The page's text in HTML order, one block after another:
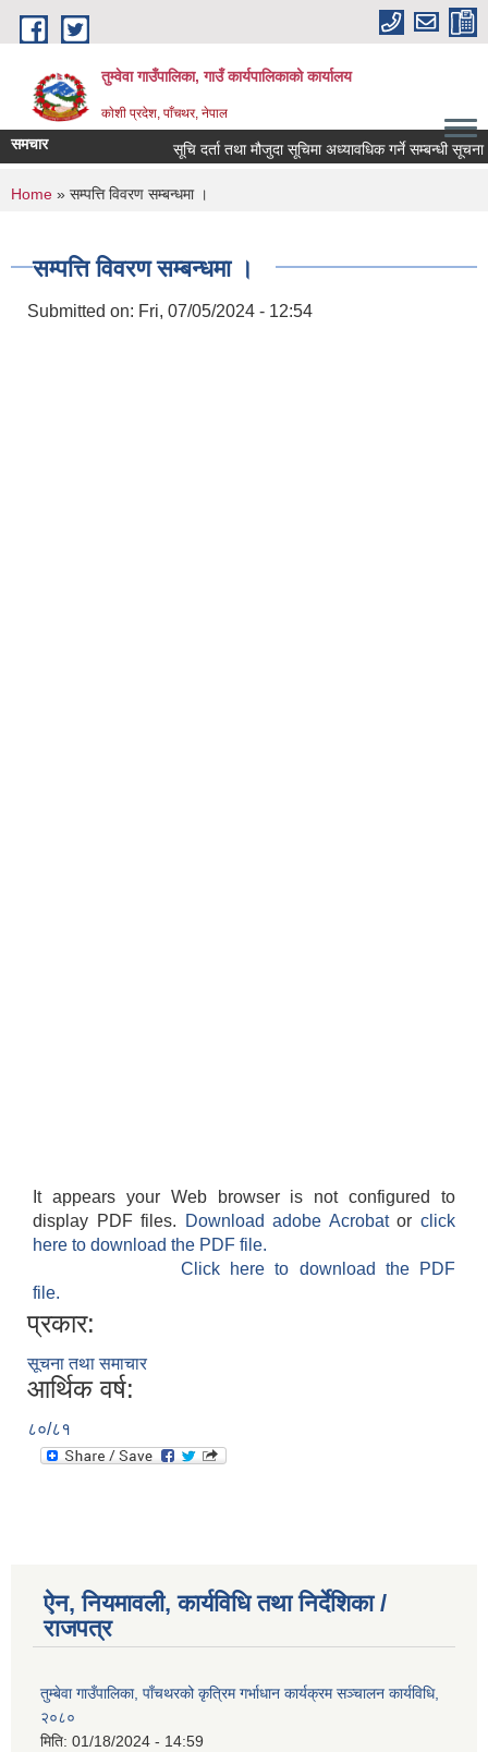
Skip to main content
तुम्वेवा गाउँपालिका, गाउँ कार्यपालिकाको कार्यालय
काेशी प्रदेश, पाँचथर, नेपाल
समचार सूचि दर्ता तथा मौजुदा सूचिमा अध्यावधिक गर्ने सम्बन्धी सूचना ।
You are here
Home » सम्पत्ति विवरण सम्बन्धमा ।
सम्पत्ति विवरण सम्बन्धमा ।
Submitted on: Fri, 07/05/2024 - 12:54
It appears your Web browser is not configured to
display PDF files.
Download adobe Acrobatorclick
here to download the PDF file.
Click here to download the PDF
file.
प्रकार:
सूचना तथा समाचार
आर्थिक वर्ष:
८०/८१
ऐन, नियमावली, कार्यविधि तथा निर्देशिका /
राजपत्र
तुम्बेवा गाउँपालिका, पाँचथरको कृत्रिम गर्भाधान कार्यक्रम सञ्चालन कार्यविधि,
२०८०
मिति: 01/18/2024 - 14:59